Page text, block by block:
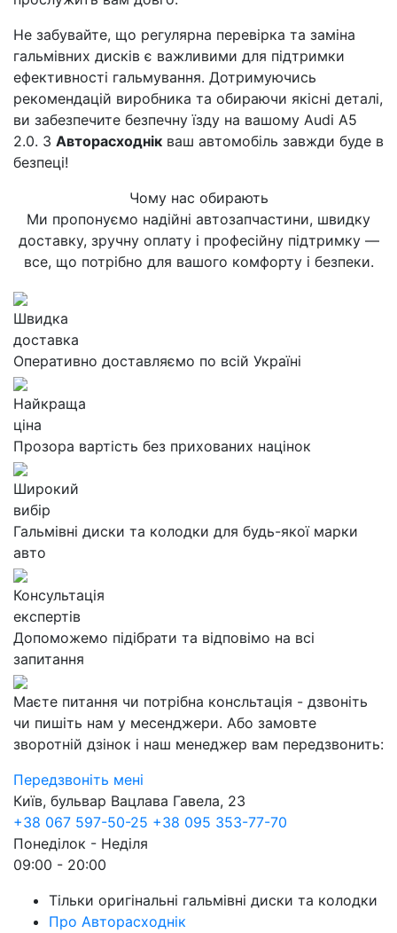
Не забувайте, що регулярна перевірка та заміна
гальмівних дисків є важливими для підтримки
ефективності гальмування. Дотримуючись
рекомендацій виробника та обираючи якісні деталі,
ви забезпечите безпечну їзду на вашому Audi A5
2.0. З Авторасходнік ваш автомобіль завжди буде в
безпеці!
Чому нас обирають
Ми пропонуємо надійні автозапчастини, швидку
доставку, зручну оплату і професійну підтримку —
все, що потрібно для вашого комфорту і безпеки.
Швидка
доставка
Оперативно доставляємо по всій Україні
Найкраща
ціна
Прозора вартість без прихованих націнок
Широкий
вибір
Гальмівні диски та колодки для будь-якої марки
авто
Консультація
експертів
Допоможемо підібрати та відповімо на всі
запитання
Маєте питання чи потрібна консльтація - дзвоніть
чи пишіть нам у месенджери. Або замовте
зворотній дзінок і наш менеджер вам передзвонить:
Передзвоніть мені
Київ, бульвар Вацлава Гавела, 23
+38 067 597-50-25 +38 095 353-77-70
Понеділок - Неділя
09:00 - 20:00
Тільки оригінальні гальмівні диски та колодки
Про Авторасходнік